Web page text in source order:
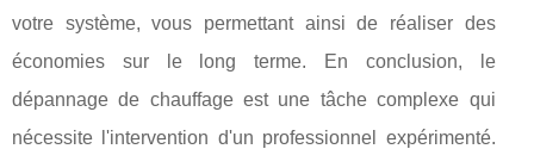
votre système, vous permettant ainsi de réaliser des
économies sur le long terme. En conclusion, le
dépannage de chauffage est une tâche complexe qui
nécessite l'intervention d'un professionnel expérimenté.